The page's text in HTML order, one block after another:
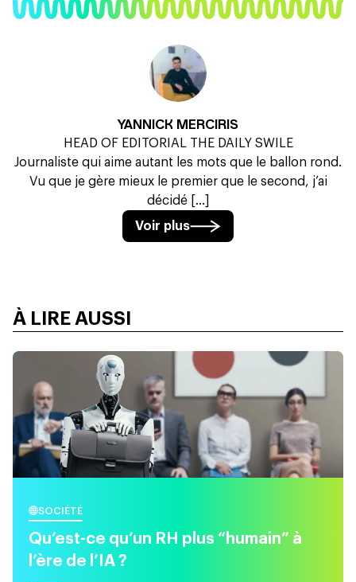
YANNICK MERCIRIS
HEAD OF EDITORIAL THE DAILY SWILE
Journaliste qui aime autant les mots que le ballon rond.
Vu que je gère mieux le premier que le second, j’ai
décidé [...]
Voir plus
À LIRE AUSSI
SOCIÉTÉ
Qu’est-ce qu’un RH plus “humain” à
l’ère de l’IA ?